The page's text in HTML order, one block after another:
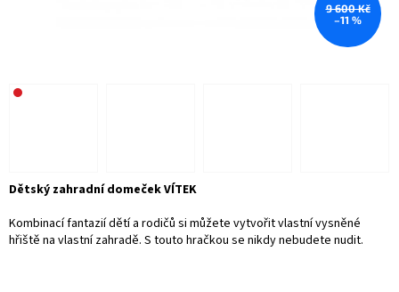
9 600 Kč
–11 %
Dětský zahradní domeček VÍTEK
Kombinací fantazií dětí a rodičů si můžete vytvořit vlastní vysněné
hřiště na vlastní zahradě. S touto hračkou se nikdy nebudete nudit.